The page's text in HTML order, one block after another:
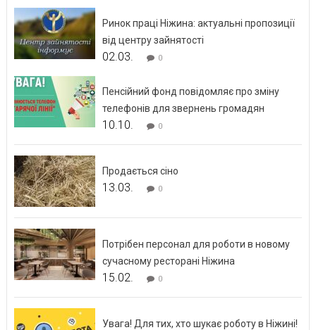
Ринок праці Ніжина: актуальні пропозиції
від центру зайнятості
02.03. 0
Пенсійний фонд повідомляє про зміну
телефонів для звернень громадян
10.10. 0
Продається сіно
13.03. 0
Потрібен персонал для роботи в новому
сучасному ресторані Ніжина
15.02. 0
Увага! Для тих, хто шукає роботу в Ніжині!